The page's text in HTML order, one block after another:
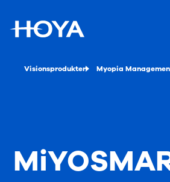
Visionsprodukter Myopia